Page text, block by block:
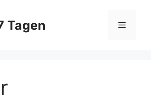
Tagen Menü